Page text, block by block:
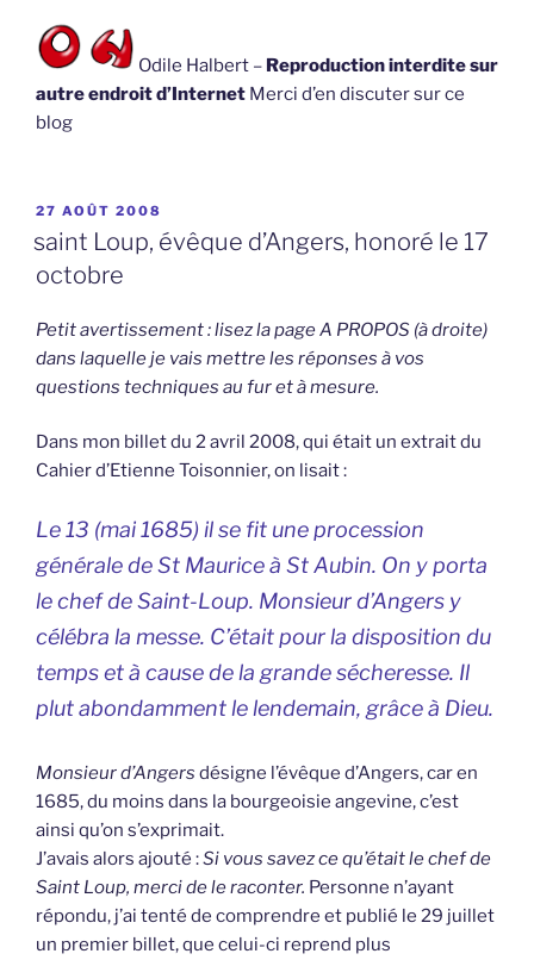
Odile Halbert – Reproduction interdite sur
autre endroit d’Internet Merci d’en discuter sur ce
blog
PUBLIÉ
27 AOÛT 2008
saint Loup, évêque d’Angers, honoré le 17
octobre
Petit avertissement : lisez la page A PROPOS (à droite)
dans laquelle je vais mettre les réponses à vos
questions techniques au fur et à mesure.
Dans mon billet du 2 avril 2008, qui était un extrait du
Cahier d’Etienne Toisonnier, on lisait :
Le 13 (mai 1685) il se fit une procession
générale de St Maurice à St Aubin. On y porta
le chef de Saint-Loup. Monsieur d’Angers y
célébra la messe. C’était pour la disposition du
temps et à cause de la grande sécheresse. Il
plut abondamment le lendemain, grâce à Dieu.
Monsieur d’Angers désigne l’évêque d’Angers, car en
1685, du moins dans la bourgeoisie angevine, c’est
ainsi qu’on s’exprimait.
J’avais alors ajouté :Si vous savez ce qu’était le chef de
Saint Loup, merci de le raconter. Personne n’ayant
répondu, j’ai tenté de comprendre et publié le 29 juillet
un premier billet, que celui-ci reprend plus